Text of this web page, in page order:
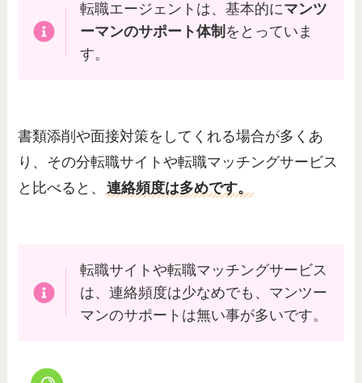
転職エージェントは、基本的にマンツ
ーマンのサポート体制 をとっていま
す。
書類添削や面接対策をしてくれる場合が多くあ
り、その分転職サイトや転職マッチングサービス
と比べると、 連絡頻度は多めです。
転職サイトや転職マッチングサービス
は、連絡頻度は少なめでも、マンツー
マンのサポートは無い事が多いです。